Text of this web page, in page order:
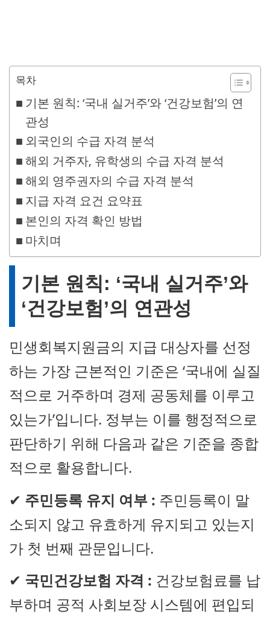
목차
기본 원칙: ‘국내 실거주’와 ‘건강보험’의 연
관성
외국인의 수급 자격 분석
해외 거주자, 유학생의 수급 자격 분석
해외 영주권자의 수급 자격 분석
지급 자격 요건 요약표
본인의 자격 확인 방법
마치며
기본 원칙: ‘국내 실거주’와
‘건강보험’의 연관성
민생회복지원금의 지급 대상자를 선정
하는 가장 근본적인 기준은 ‘국내에 실질
적으로 거주하며 경제 공동체를 이루고
있는가’입니다. 정부는 이를 행정적으로
판단하기 위해 다음과 같은 기준을 종합
적으로 활용합니다.
✔ 주민등록 유지 여부 : 주민등록이 말
소되지 않고 유효하게 유지되고 있는지
가 첫 번째 관문입니다.
✔ 국민건강보험 자격 : 건강보험료를 납
부하며 공적 사회보장 시스템에 편입되